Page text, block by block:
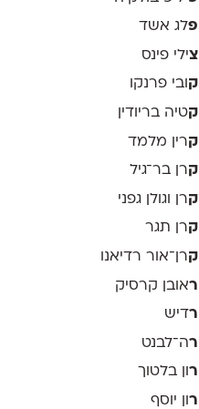
פלג אשד
צילי פינס
קובי פרנקו
קטיה בריודין
קרין מלמד
קרן בר־גיל
קרן וגולן גפני
קרן תגר
קרן־אור רדיאנו
ראובן קרסיק
רדיש
רה־לבנט
רון בלטוך
ר ון יוסף